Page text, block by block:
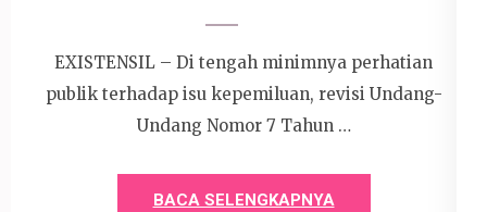
EXISTENSIL – Di tengah minimnya perhatian
publik terhadap isu kepemiluan, revisi Undang-
Undang Nomor 7 Tahun …
BACA SELENGKAPNYA